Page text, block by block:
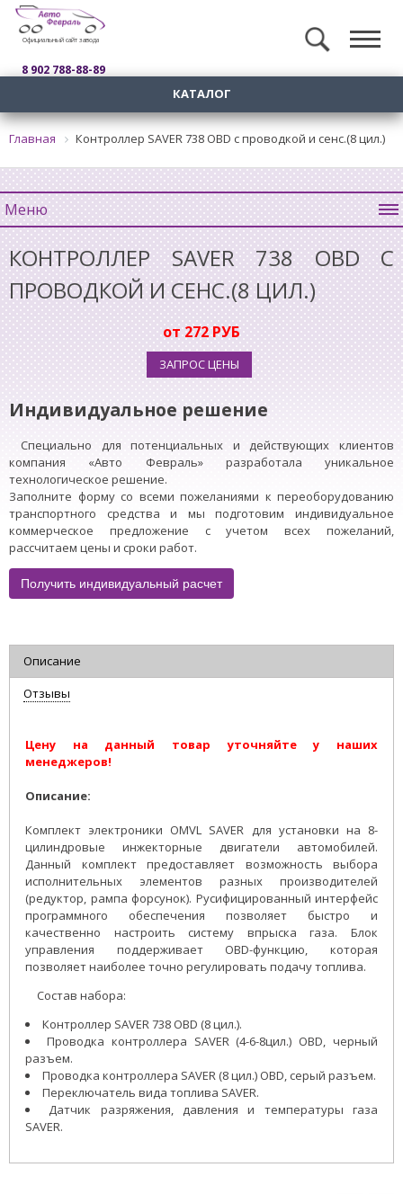
Официальный сайт завода
8 902 788-88-89
КАТАЛОГ
Главная Контроллер SAVER 738 OBD с проводкой и сенс.(8 цил.)
Меню
КОНТРОЛЛЕР SAVER 738 OBD С
ПРОВОДКОЙ И СЕНС.(8 ЦИЛ.)
от 272 РУБ
ЗАПРОС ЦЕНЫ
Индивидуальное решение
Специально для потенциальных и действующих клиентов
компания «Авто Февраль» разработала уникальное
технологическое решение.
Заполните форму со всеми пожеланиями к переоборудованию
транспортного средства и мы подготовим индивидуальное
коммерческое предложение с учетом всех пожеланий,
рассчитаем цены и сроки работ.
Получить индивидуальный расчет
Описание
Отзывы
Цену на данный товар уточняйте у наших
менеджеров!
Описание:
Комплект электроники OMVL SAVER для установки на 8-
цилиндровые инжекторные двигатели автомобилей.
Данный комплект предоставляет возможность выбора
исполнительных элементов разных производителей
(редуктор, рампа форсунок). Русифицированный интерфейс
программного обеспечения позволяет быстро и
качественно настроить систему впрыска газа. Блок
управления поддерживает OBD-функцию, которая
позволяет наиболее точно регулировать подачу топлива.
Состав набора:
Контроллер SAVER 738 OBD (8 цил.).
Проводка контроллера SAVER (4-6-8цил.) OBD, черный
разъем.
Проводка контроллера SAVER (8 цил.) OBD, серый разъем.
Переключатель вида топлива SAVER.
Датчик разряжения, давления и температуры газа
SAVER.